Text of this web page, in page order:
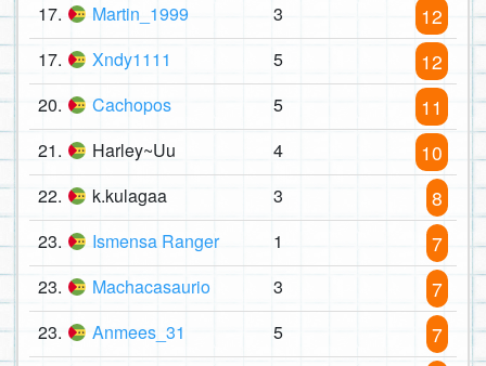
17. Martin_1999 3 12
17. Xndy1111 5 12
20. Cachopos 5 11
21. Harley~Uu 4 10
22. k.kulagaa 3 8
23. Ismensa Ranger 1 7
23. Machacasaurio 3 7
23. Anmees_31 5 7